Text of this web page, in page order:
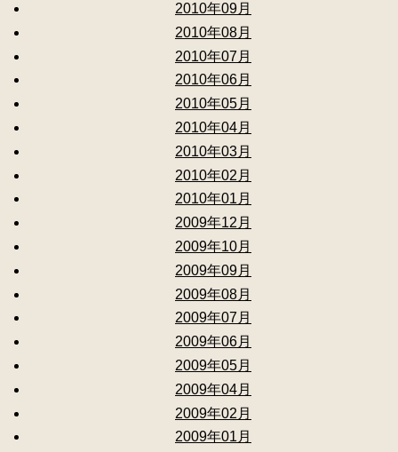
2010年09月
2010年08月
2010年07月
2010年06月
2010年05月
2010年04月
2010年03月
2010年02月
2010年01月
2009年12月
2009年10月
2009年09月
2009年08月
2009年07月
2009年06月
2009年05月
2009年04月
2009年02月
2009年01月